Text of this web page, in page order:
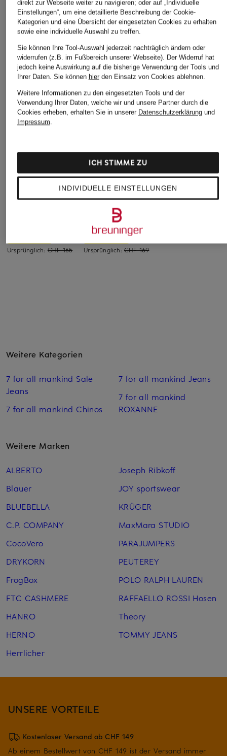
American Vintage
Ursprünglich: CHF 165
ELIAS RUMELIS
Hemdbluse SERENA
CHF 100
Ursprünglich: CHF 169
BOSS
Weitere Kategorien
7 for all mankind Sale
Jeans
7 for all mankind Chinos
7 for all mankind Jeans
7 for all mankind
ROXANNE
Weitere Marken
ALBERTO
Blauer
BLUEBELLA
C.P. COMPANY
CocoVero
DRYKORN
FrogBox
FTC CASHMERE
HANRO
HERNO
Herrlicher
Joseph Ribkoff
JOY sportswear
KRÜGER
MaxMara STUDIO
PARAJUMPERS
PEUTEREY
POLO RALPH LAUREN
RAFFAELLO ROSSI Hosen
Theory
TOMMY JEANS
UNSERE VORTEILE
Kostenloser Versand ab CHF 149
Ab einem Bestellwert von CHF 149 ist der Versand immer
direkt zur Webseite weiter zu navigieren; oder auf „Individuelle
Einstellungen“, um eine detaillierte Beschreibung der Cookie-
Kategorien und eine Übersicht der eingesetzten Cookies zu erhalten
sowie eine individuelle Auswahl zu treffen.
Sie können Ihre Tool-Auswahl jederzeit nachträglich ändern oder
widerrufen (z.B. im Fußbereich unserer Webseite). Der Widerruf hat
jedoch keine Auswirkung auf die bisherige Verwendung der Tools und
Ihrer Daten. Sie können hierden Einsatz von Cookies ablehnen.
Weitere Informationen zu den eingesetzten Tools und der
Verwendung Ihrer Daten, welche wir und unsere Partner durch die
Cookies erheben, erhalten Sie in unserer Datenschutzerklärungund
Impressum.
INDIVIDUELLE EINSTELLUNGEN
ICH STIMME ZU